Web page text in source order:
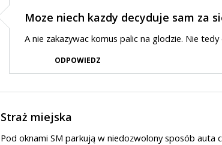
Moze niech kazdy decyduje sam za
A nie zakazywac komus palic na glodzie. Nie
ODPOWIEDZ
Straż miejska
Pod oknami SM parkują w niedozwolony sposób auta